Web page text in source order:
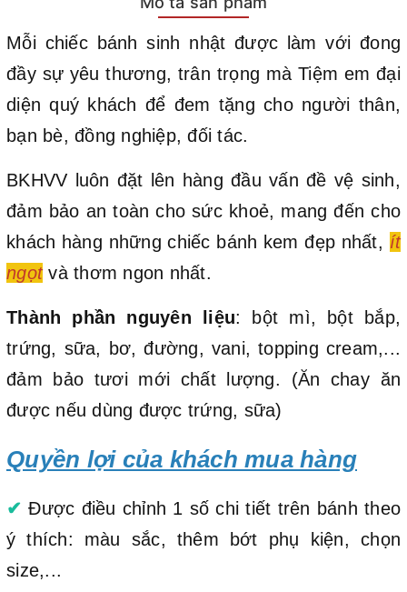
Mỗi chiếc bánh sinh nhật được làm với đong
đầy sự yêu thương, trân trọng mà Tiệm em đại
diện quý khách để đem tặng cho người thân,
bạn bè, đồng nghiệp, đối tác.
BKHVV luôn đặt lên hàng đầu vấn đề vệ sinh,
đảm bảo an toàn cho sức khoẻ, mang đến cho
khách hàng những chiếc bánh kem đẹp nhất, ít
ngọtvà thơm ngon nhất.
Thành phần nguyên liệu: bột mì, bột bắp,
trứng, sữa, bơ, đường, vani, topping cream,...
đảm bảo tươi mới chất lượng. (Ăn chay ăn
được nếu dùng được trứng, sữa)
Quyền lợi của khách mua hàng
✔ Được điều chỉnh 1 số chi tiết trên bánh theo
ý thích: màu sắc, thêm bớt phụ kiện, chọn
size,...